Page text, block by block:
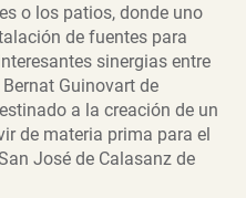
o los patios, donde uno
de fuentes para
sinergias entre
Guinovart de
a la creación de un
de materia prima para el
José de Calasanz de